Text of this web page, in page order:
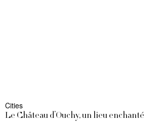
Cities
Le Château d’Ouchy, un lieu enchanté